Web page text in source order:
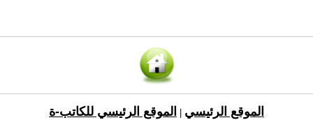
الموقع الرئيسي الموقع الرئيسي للكاتب-ة